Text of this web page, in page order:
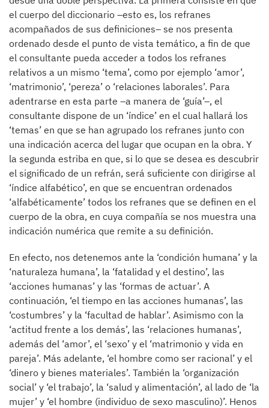
el cuerpo del diccionario –esto es, los refranes
acompañados de sus definiciones– se nos presenta
ordenado desde el punto de vista temático, a fin de que
el consultante pueda acceder a todos los refranes
relativos a un mismo ‘tema’, como por ejemplo ‘amor’,
‘matrimonio’, ‘pereza’ o ‘relaciones laborales’. Para
adentrarse en esta parte –a manera de ‘guía’–, el
consultante dispone de un ‘índice’ en el cual hallará los
‘temas’ en que se han agrupado los refranes junto con
una indicación acerca del lugar que ocupan en la obra. Y
la segunda estriba en que, si lo que se desea es descubrir
el significado de un refrán, será suficiente con dirigirse al
‘índice alfabético’, en que se encuentran ordenados
‘alfabéticamente’ todos los refranes que se definen en el
cuerpo de la obra, en cuya compañía se nos muestra una
indicación numérica que remite a su definición.
En efecto, nos detenemos ante la ‘condición humana’ y la
‘naturaleza humana’, la ‘fatalidad y el destino’, las
‘acciones humanas’ y las ‘formas de actuar’. A
continuación, ‘el tiempo en las acciones humanas’, las
‘costumbres’ y la ‘facultad de hablar’. Asimismo con la
‘actitud frente a los demás’, las ‘relaciones humanas’,
además del ‘amor’, el ‘sexo’ y el ‘matrimonio y vida en
pareja’. Más adelante, ‘el hombre como ser racional’ y el
‘dinero y bienes materiales’. También la ‘organización
social’ y ‘el trabajo’, la ‘salud y alimentación’, al lado de ‘la
mujer’ y ‘el hombre (individuo de sexo masculino)’. Henos